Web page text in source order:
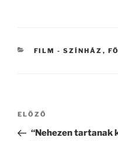
KATEGÓRIÁK
FILM - SZÍNHÁZ ,
Bejegyzés
Korábbi
bejegyzés
ELŐZŐ
“Nehezen tartanak